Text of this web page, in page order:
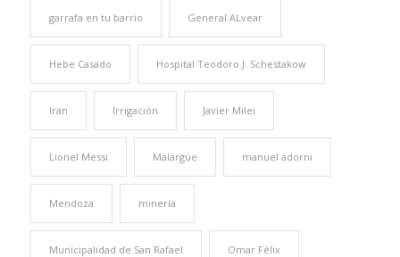
garrafa en tu barrio General ALvear
Hebe Casado Hospital Teodoro J. Schestakow
Iran Irrigación Javier Milei
Lionel Messi Malargüe manuel adorni
Mendoza minería
Municipalidad de San Rafael Omar Félix